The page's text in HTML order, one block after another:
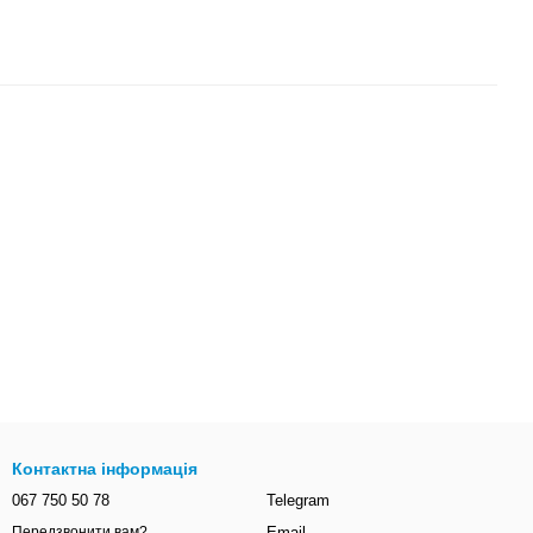
Контактна інформація
067 750 50 78
Telegram